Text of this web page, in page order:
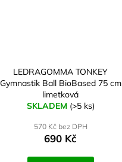
LEDRAGOMMA TONKEY
Gymnastik Ball BioBased 75 cm
limetková
SKLADEM (>5 ks)
570 Kč bez DPH
690 Kč